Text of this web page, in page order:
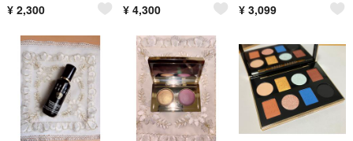
¥ 2,300 ¥ 4,300 ¥ 3,099